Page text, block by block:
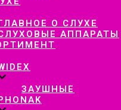
О СЛУХЕ
АППАРАТЫ
ЗАУШНЫЕ